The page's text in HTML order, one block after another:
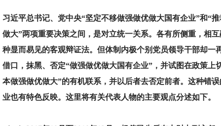
习近平总书记、党中央“坚定不移做强做优做大国有企业”和“
做大”两项重要决策之间，是对立统一关系。各有所侧重，相
种显而易见的客观辩证法。但体制内极个别党员领导干部却一
借口，抹黑、否定“做强做优做大国有企业”，并试图在政策上
本做强做优做大”的有机联系，并以后者去否定前者。这种错
业也有特色反映。这里将有关代表人物的主要观点分述如下。